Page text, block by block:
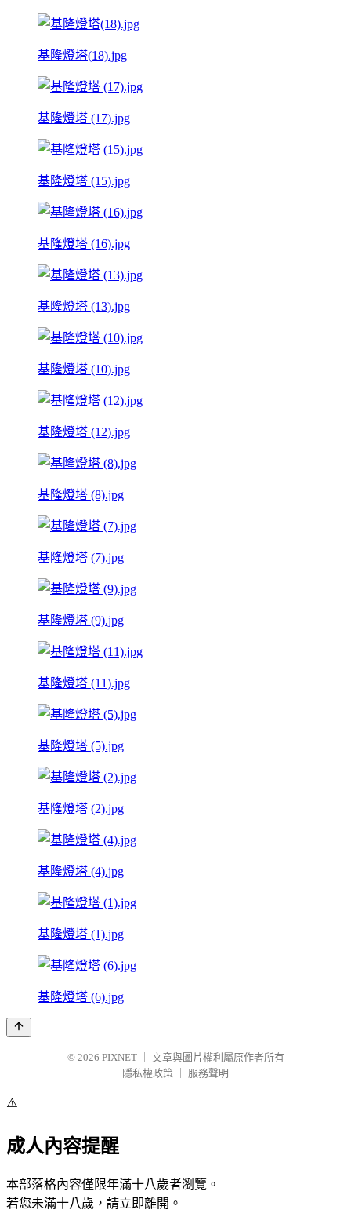
基隆燈塔(18).jpg
基隆燈塔 (17).jpg
基隆燈塔 (15).jpg
基隆燈塔 (16).jpg
基隆燈塔 (13).jpg
基隆燈塔 (10).jpg
基隆燈塔 (12).jpg
基隆燈塔 (8).jpg
基隆燈塔 (7).jpg
基隆燈塔 (9).jpg
基隆燈塔 (11).jpg
基隆燈塔 (5).jpg
基隆燈塔 (2).jpg
基隆燈塔 (4).jpg
基隆燈塔 (1).jpg
基隆燈塔 (6).jpg
© 2026 PIXNET
文章與圖片權利屬原作者所有
隱私權政策
服務聲明
⚠️
成人內容提醒
本部落格內容僅限年滿十八歲者瀏覽。
若您未滿十八歲，請立即離開。